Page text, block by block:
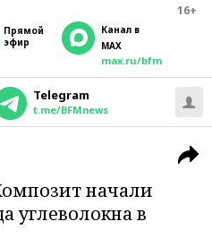
16+
прямой
эфир
Канал в
MAX
max.ru/bfm
Telegram
t.me/BFMnews
начали
углеволокна в